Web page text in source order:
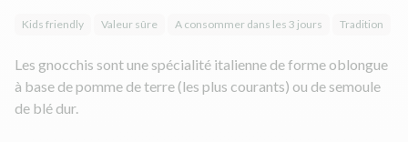
Kids friendly Valeur sûre A consommer dans les 3 jours Tradition
Les gnocchis sont une spécialité italienne de forme oblongue
à base de pomme de terre (les plus courants) ou de semoule
de blé dur.